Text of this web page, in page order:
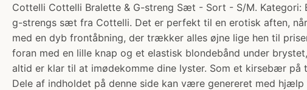
Cottelli Cottelli Bralette & G-streng Sæt - Sort - S/M. Kategori:
g-strengs sæt fra Cottelli. Det er perfekt til en erotisk aften,
med en dyb frontåbning, der trækker alles øjne lige hen til
foran med en lille knap og et elastisk blondebånd under
altid er klar til at imødekomme dine lyster. Som et kirsebær
Dele af indholdet på denne side kan være genereret med hjælp